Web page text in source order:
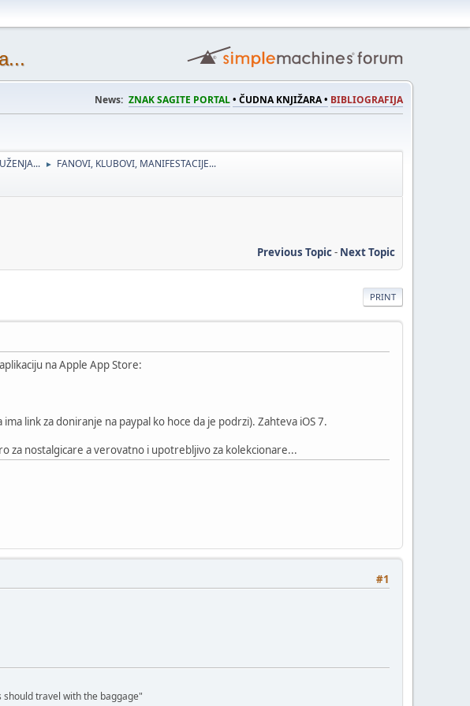
News: ZNAK SAGITE PORTAL• ČUDNA KNJIŽARA • BIBLIOGRAFIJA
► FANOVI, KLUBOVI, MANIFESTACIJE...
Previous Topic- Next Topic
PRINT
na Apple App Store:
link za doniranje na paypal ko hoce da je podrzi). Zahteva iOS 7.
za nostalgicare a verovatno i upotrebljivo za kolekcionare...
#1
travel with the baggage"